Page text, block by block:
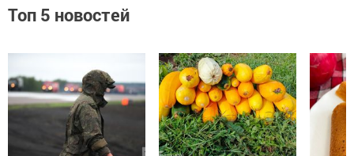
Топ 5 новостей